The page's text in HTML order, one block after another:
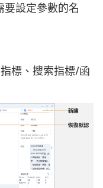
要設定參數的名
標、搜索指標/函